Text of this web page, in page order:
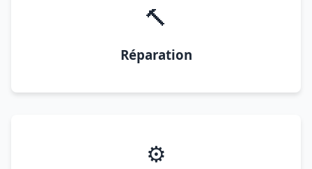
🔨
Réparation
⚙️